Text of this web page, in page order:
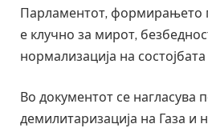
Парламентот, формирањето
е клучно за мирот,
нормализација на
Во документот се нагласува
демилитаризација на Газа и